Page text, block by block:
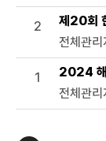
2
제20회
전체관리
1
2024
전체관리